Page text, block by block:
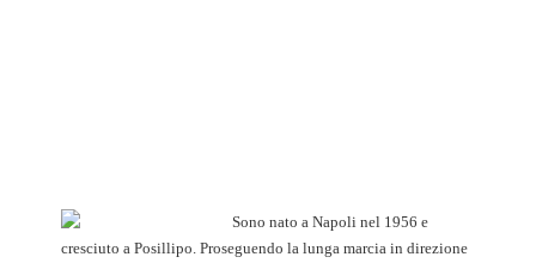
Sono nato a Napoli nel 1956 e
cresciuto a Posillipo. Proseguendo la lunga marcia in direzione